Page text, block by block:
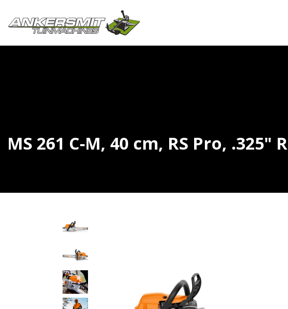
MS 261 C-M, 40 cm, RS Pro, .325" R